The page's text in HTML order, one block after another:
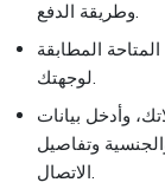
المطابقة
وأدخل بيانات
وتفاصيل